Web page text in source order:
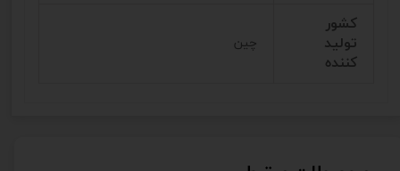
کشور
تولید
کننده
چین